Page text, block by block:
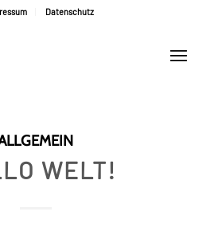
Datenschutz
WELT!